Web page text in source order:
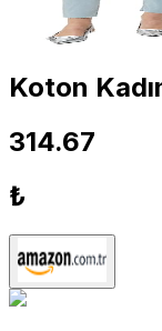
Koton
314.67
₺